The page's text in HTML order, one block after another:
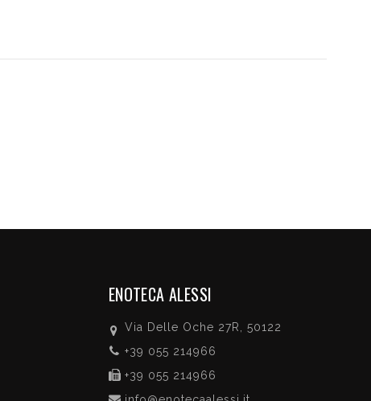
ENOTECA ALESSI
Via Delle Oche 27R, 50122
+39 055 214966
+39 055 214966